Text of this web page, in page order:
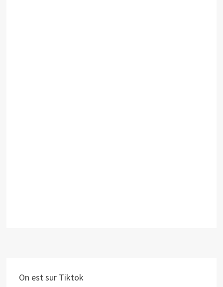
On est sur Tiktok